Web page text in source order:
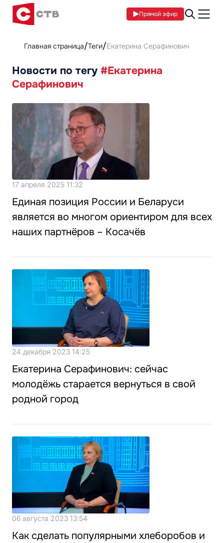
Прямой эфир
Главная страница Теги Екатерина Серафинович
Новости по тегу #Екатерина
Серафинович
17 апреля 2025 11:32
Единая позиция России и Беларуси
является во многом ориентиром для всех
наших партнёров – Косачёв
24 декабря 2023 14:25
Екатерина Серафинович: сейчас
молодёжь старается вернуться в свой
родной город
06 августа 2023 13:54
Как сделать популярными хлеборобов и